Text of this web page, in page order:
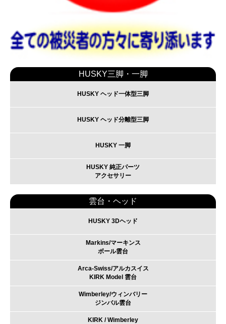
HUSKY三脚・一脚
HUSKY ヘッド一体型三脚
HUSKY ヘッド分離型三脚
HUSKY 一脚
HUSKY 純正パーツ
アクセサリー
雲台・ヘッド
HUSKY 3Dヘッド
Markins/マーキンス
ボール雲台
Arca-Swiss/アルカスイス
KIRK Model 雲台
Wimberley/ウィンバリー
ジンバル雲台
KIRK / Wimberley